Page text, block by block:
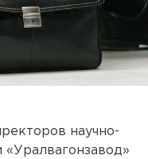
научно-